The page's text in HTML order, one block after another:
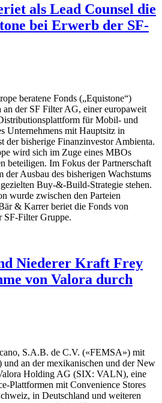
als Lead Counsel die
bei Erwerb der SF-
beratene Fonds („Equistone“)
der SF Filter AG, einer europaweit
für Mobil- und
Unternehmens mit Hauptsitz in
der bisherige Finanzinvestor Ambienta.
wird sich im Zuge eines MBOs
beteiligen. Im Fokus der Partnerschaft
Ausbau des bisherigen Wachstums
Buy-&-Build-Strategie stehen.
wurde zwischen den Parteien
& Karrer beriet die Fonds von
SF-Filter Gruppe.
Niederer Kraft Frey
von Valora durch
S.A.B. de C.V. («FEMSA») mit
an der mexikanischen und der New
Holding AG (SIX: VALN), eine
Plattformen mit Convenience Stores
in Deutschland und weiteren